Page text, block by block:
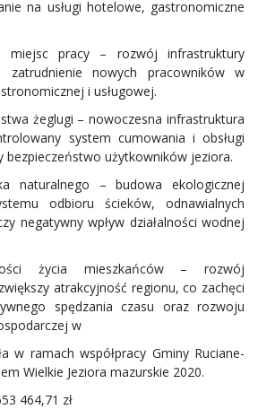
na usługi hotelowe, gastronomiczne
miejsc pracy – rozwój infrastruktury
zatrudnienie nowych pracowników w
i usługowej.
żeglugi – nowoczesna infrastruktura
system cumowania i obsługi
bezpieczeństwo użytkowników jeziora.
naturalnego – budowa ekologicznej
odbioru ścieków, odnawialnych
negatywny wpływ działalności wodnej
życia mieszkańców – rozwój
atrakcyjność regionu, co zachęci
spędzania czasu oraz rozwoju
w
w ramach współpracy Gminy Ruciane-
Wielkie Jeziora mazurskie 2020.
464,71 zł